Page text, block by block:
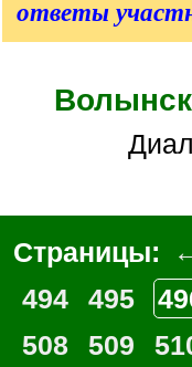
ответы
Страницы:
494
495
508
509